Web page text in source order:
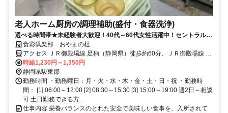
老人ホーム厨房の調理補助(盛付・食器洗浄)
選べる時間帯★未経験者大歓迎！40代～60代女性活躍中！セントラルキ
ッチンからの料理を盛付ます！
食彩倶楽部 おやまの杜
アクセス ＪＲ御殿場線 足柄（静岡県）徒歩約60分、ＪＲ御殿場線 御
殿場富士山口徒歩約75分、ＪＲ御殿場線 駿河小山徒歩約75分
時給1,230円～1,350円
静岡県駿東郡
勤務時間 ・勤務曜日：月・火・水・木・金・土・日・祝 ・勤務時
間： [1] 06:00～12:00 [2] 08:30～15:30 [3] 15:00～19:00 週2日～相談
可 土日勤務できる方...
仕事内容 栄養バランスのとれた安全で美味しい食事を、入所されて